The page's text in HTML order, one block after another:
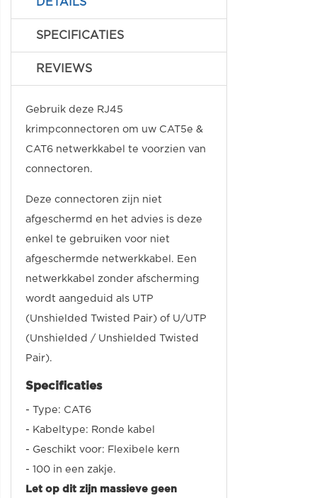
SPECIFICATIES
REVIEWS
Gebruik deze RJ45
krimpconnectoren om uw CAT5e &
CAT6 netwerkkabel te voorzien van
connectoren.
Deze connectoren zijn niet
afgeschermd en het advies is deze
enkel te gebruiken voor niet
afgeschermde netwerkkabel. Een
netwerkkabel zonder afscherming
wordt aangeduid als UTP
(Unshielded Twisted Pair) of U/UTP
(Unshielded / Unshielded Twisted
Pair).
Specificaties
- Type: CAT6
- Kabeltype: Ronde kabel
- Geschikt voor: Flexibele kern
- 100 in een zakje.
Let op dit zijn massieve geen